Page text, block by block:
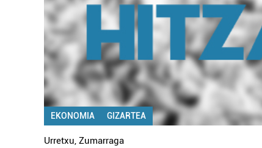
EKONOMIA GIZARTEA
Urretxu Zumarraga